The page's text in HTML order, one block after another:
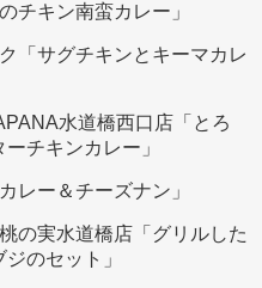
チキン南蛮カレー」
「サグチキンとキーマカレ
水道橋西口店「とろ
チキンカレー」
レー＆チーズナン」
の実水道橋店「グリルした
のセット」